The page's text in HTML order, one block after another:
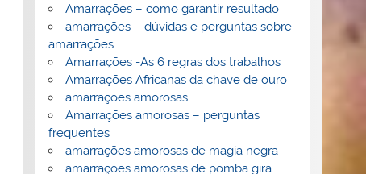
Amarrações – como garantir resultado
amarrações – dúvidas e perguntas sobre
amarrações
Amarrações -As 6 regras dos trabalhos
Amarrações Africanas da chave de ouro
amarrações amorosas
Amarrações amorosas – perguntas
frequentes
amarrações amorosas de magia negra
amarrações amorosas de pomba gira